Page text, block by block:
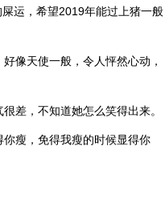
运，希望2019年能过上猪一般
像天使一般，令人怦然心动，
差，不知道她怎么笑得出来。
瘦，免得我瘦的时候显得你